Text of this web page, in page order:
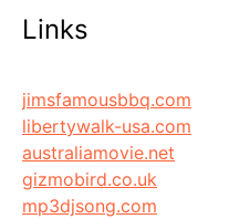
Links
jimsfamousbbq.com
libertywalk-usa.com
australiamovie.net
gizmobird.co.uk
mp3djsong.com